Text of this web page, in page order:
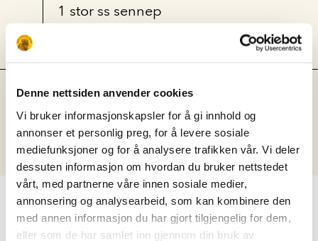
Denne nettsiden anvender cookies
Vi bruker informasjonskapsler for å gi innhold og
annonser et personlig preg, for å levere sosiale
mediefunksjoner og for å analysere trafikken vår. Vi deler
dessuten informasjon om hvordan du bruker nettstedet
vårt, med partnerne våre innen sosiale medier,
annonsering og analysearbeid, som kan kombinere den
med annen informasjon du har gjort tilgjengelig for dem,
eller som de har samlet inn gjennom din bruk av
1 stor ss sennep
Bland dressingen sammen med
salaten.
Vel bekomme!
LIKNENDE OPPSKRIFT